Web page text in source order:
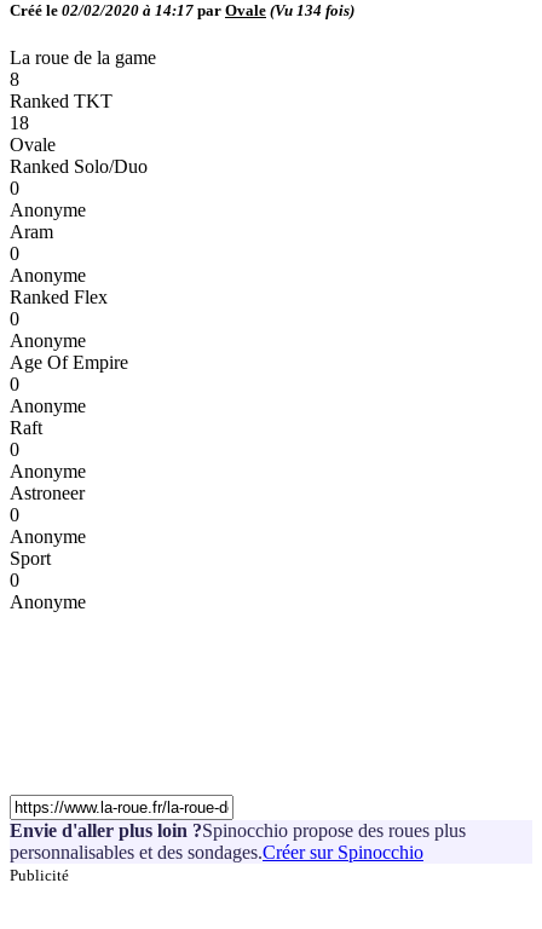
Créé le 02/02/2020 à 14:17 par Ovale (Vu 134 fois)
La roue de la game
8
Ranked TKT
18
Ovale
Ranked Solo/Duo
0
Anonyme
Aram
0
Anonyme
Ranked Flex
0
Anonyme
Age Of Empire
0
Anonyme
Raft
0
Anonyme
Astroneer
0
Anonyme
Sport
0
Anonyme
Envie d'aller plus loin ?Spinocchio propose des roues plus
personnalisables et des sondages.Créer sur Spinocchio
Publicité